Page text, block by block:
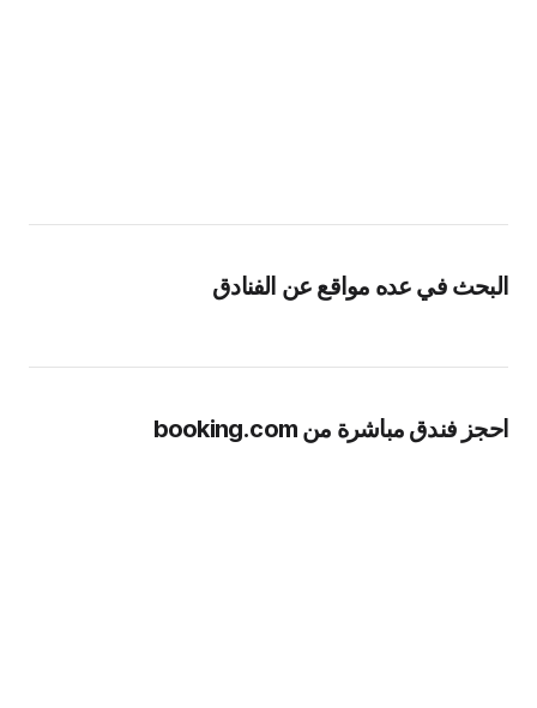
البحث في عده مواقع عن الفنادق
احجز فندق مباشرة من booking.com